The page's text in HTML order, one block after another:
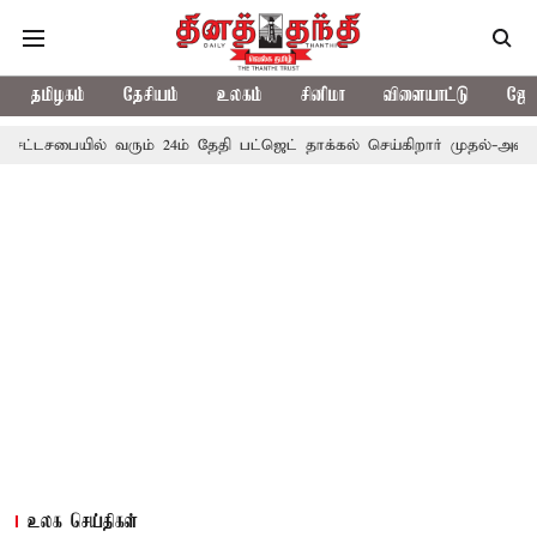
தமிழகம் தேசியம் உலகம் சினிமா விளையாட்டு
வரும் 24ம் தேதி பட்ஜெட் தாக்கல் செய்கிறார் முதல்-அமைச்சர் ரங்கசாமி
உலக செய்திகள்